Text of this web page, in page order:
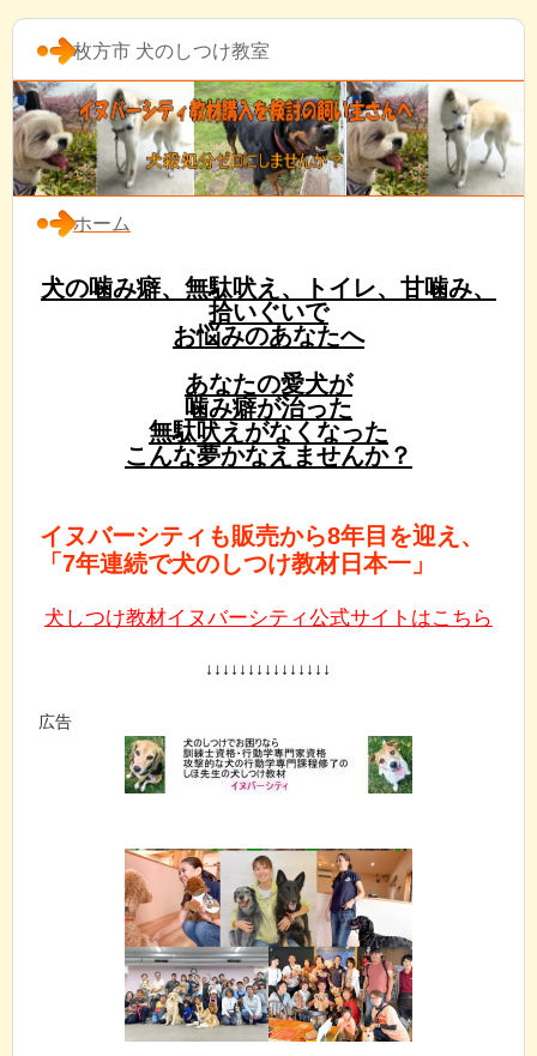
枚方市 犬のしつけ教室
ホーム
犬の噛み癖、無駄吠え、トイレ、甘噛み、
拾いぐいで
お悩みのあなたへ
あなたの愛犬が
噛み癖が治った
無駄吠えがなくなった
こんな夢かなえませんか？
イヌバーシティも販売から8年目を迎え、
「7年連続で犬のしつけ教材日本一」
犬しつけ教材イヌバーシティ公式サイトはこちら
↓↓↓↓↓↓↓↓↓↓↓↓↓↓↓
広告